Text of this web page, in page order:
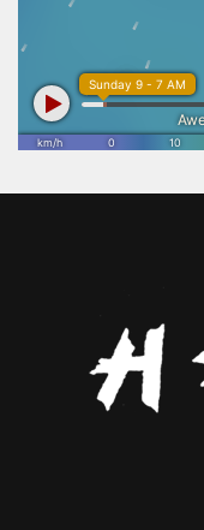
απομάκρυνση του
παρέμβαση, αλλά μια
επιταχύνει τις
αρχιτεκτονική του Ναού
περιβάλλον και να
στον διεθνή
να στηρίζει κάθε
βιώσιμη ανάπτυξη, την
κληρονομιάς αποτελεί